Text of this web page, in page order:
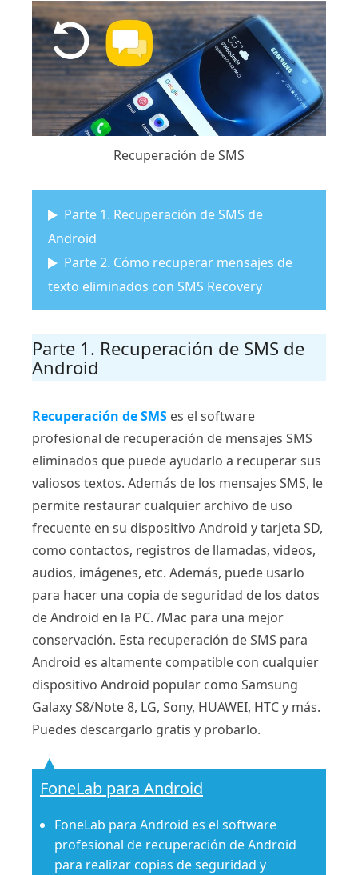
Recuperación de SMS
Parte 1. Recuperación de SMS de
Android
Parte 2. Cómo recuperar mensajes de
texto eliminados con SMS Recovery
Parte 1. Recuperación de SMS de
Android
Recuperación de SMS es el software
profesional de recuperación de mensajes SMS
eliminados que puede ayudarlo a recuperar sus
valiosos textos. Además de los mensajes SMS, le
permite restaurar cualquier archivo de uso
frecuente en su dispositivo Android y tarjeta SD,
como contactos, registros de llamadas, videos,
audios, imágenes, etc. Además, puede usarlo
para hacer una copia de seguridad de los datos
de Android en la PC. /Mac para una mejor
conservación. Esta recuperación de SMS para
Android es altamente compatible con cualquier
dispositivo Android popular como Samsung
Galaxy S8/Note 8, LG, Sony, HUAWEI, HTC y más.
Puedes descargarlo gratis y probarlo.
FoneLab para Android
FoneLab para Android es el software
profesional de recuperación de Android
para realizar copias de seguridad y